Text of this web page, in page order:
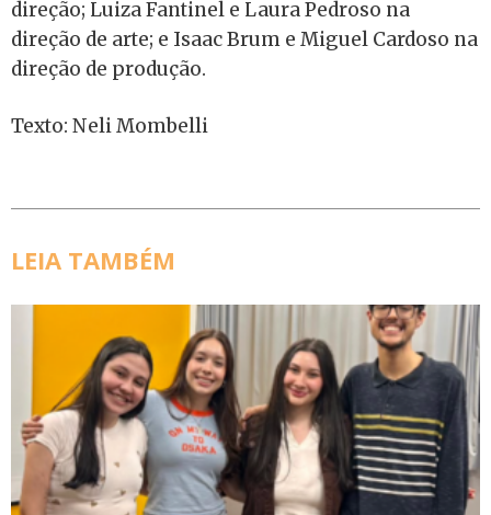
direção; Luiza Fantinel e Laura Pedroso na
direção de arte; e Isaac Brum e Miguel Cardoso na
direção de produção.
Texto: Neli Mombelli
LEIA TAMBÉM